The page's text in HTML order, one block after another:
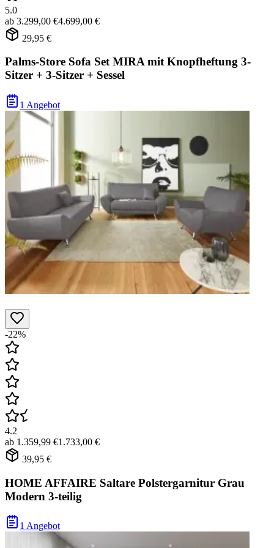
5.0
ab 3.299,00 €4.699,00 €
29,95 €
Palms-Store Sofa Set MIRA mit Knopfheftung 3-
Sitzer + 3-Sitzer + Sessel
1 Angebot
-22%
4.2
ab 1.359,99 €1.733,00 €
39,95 €
HOME AFFAIRE Saltare Polstergarnitur Grau
Modern 3-teilig
1 Angebot